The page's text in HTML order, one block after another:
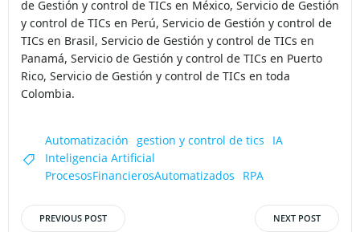
de Gestión y control de TICs en México, Servicio de Gestión
y control de TICs en Perú, Servicio de Gestión y control de
TICs en Brasil, Servicio de Gestión y control de TICs en
Panamá, Servicio de Gestión y control de TICs en Puerto
Rico, Servicio de Gestión y control de TICs en toda
Colombia.
Automatización gestion y control de tics
IA
Inteligencia Artificial
ProcesosFinancierosAutomatizados
RPA
PREVIOUS POST NEXT POST